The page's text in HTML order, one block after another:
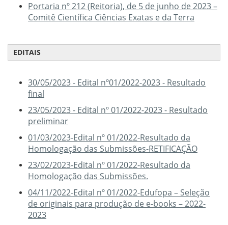
Portaria nº 212 (Reitoria), de 5 de junho de 2023 –
Comitê Científica Ciências Exatas e da Terra
EDITAIS
30/05/2023 - Edital nº01/2022-2023 - Resultado
final
23/05/2023 - Edital nº 01/2022-2023 - Resultado
preliminar
01/03/2023-Edital nº 01/2022-Resultado da
Homologação das Submissões-RETIFICAÇÃO
23/02/2023-Edital nº 01/2022-Resultado da
Homologação das Submissões.
04/11/2022-Edital nº 01/2022-Edufopa – Seleção
de originais para produção de e-books – 2022-
2023